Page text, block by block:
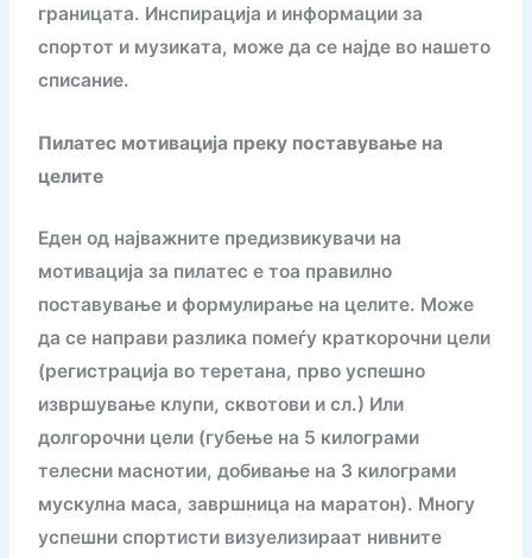
границата. Инспирација и информации за
спортот и музиката, може да се најде во нашето
списание.
Пилатес мотивација преку поставување на
целите
Еден од најважните предизвикувачи на
мотивација за пилатес е тоа правилно
поставување и формулирање на целите. Може
да се направи разлика помеѓу краткорочни цели
(регистрација во теретана, прво успешно
извршување клупи, сквотови и сл.) Или
долгорочни цели (губење на 5 килограми
телесни маснотии, добивање на 3 килограми
мускулна маса, завршница на маратон). Многу
успешни спортисти визуелизираат нивните